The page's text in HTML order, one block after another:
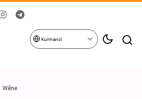
Kurmancî
Wêne